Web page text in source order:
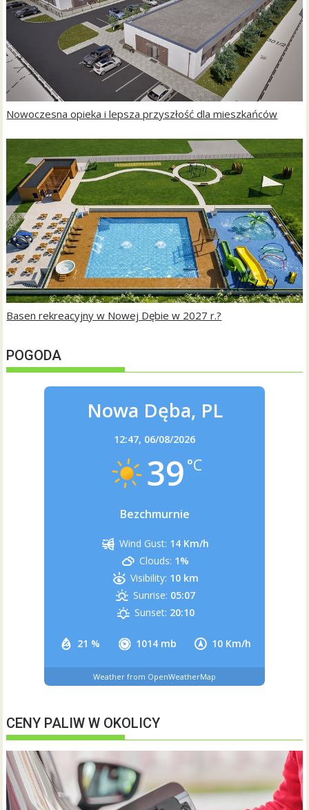
Nowoczesna opieka i lepsza przyszłość dla mieszkańców
Basen rekreacyjny w Nowej Dębie w 2027 r.?
POGODA
Nowa Dęba, PL
12:47, 06/08/2026
39 °C
Bezchmurnie
21 % 1014 mb 10 Km/h
Wind Gust: 14 Km/h
Clouds: 1%
Visibility: 10 km
Sunrise: 05:07
Sunset: 20:10
Weather from OpenWeatherMap
CENY PALIW W OKOLICY